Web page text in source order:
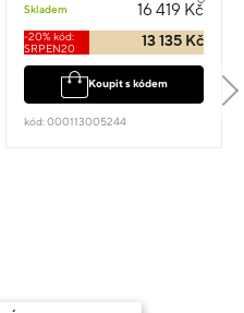
Skladem 16 419 Kč
-20% kód:
SRPEN20
13 135 Kč
Koupit s kódem
kód: 000113005244